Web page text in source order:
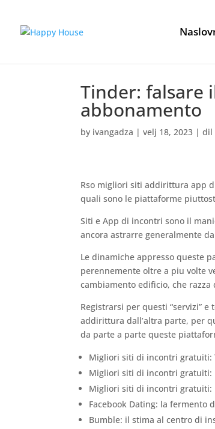
Tinder: falsare
abbonamento
by ivangadza |velj 18, 2023 |dil
Rso migliori siti addirittura app
quali sono le piattaforme
Siti e App di incontri sono il
ancora astrarre generalmente
Le dinamiche appresso queste
perennemente oltre a piu volte
cambiamento edificio, che razza
Registrarsi per questi “servizi”
addirittura dall’altra parte, per
da parte a parte queste
Migliori siti di incontri gratuiti:
Migliori siti di incontri gratuiti:
Migliori siti di incontri gratuiti:
Facebook Dating: la
Bumble: il stima al centro di